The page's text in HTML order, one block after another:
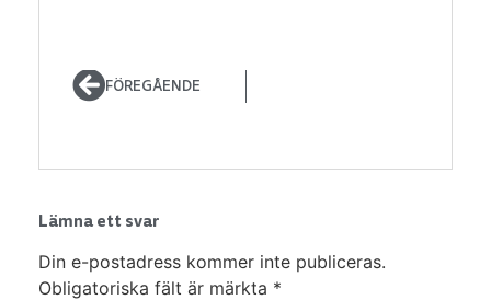
FÖREGÅENDE
Lämna ett svar
Din e-postadress kommer inte publiceras.
Obligatoriska fält är märkta *